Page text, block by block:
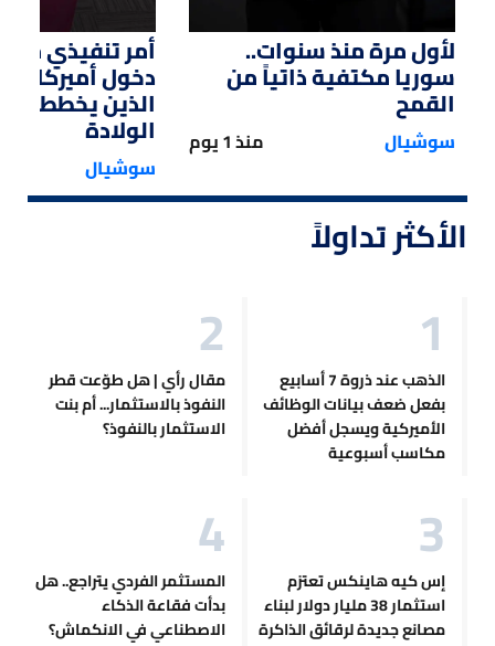
لأول مرة منذ سنوات..
سوريا مكتفية ذاتياً من
القمح
سوشيال منذ 1 يوم
أمر تنفيذي من
دخول أميركا
الذين يخططون
الولادة
سوشيال
الأكثر تداولاً
الذهب عند ذروة 7 أسابيع
بفعل ضعف بيانات الوظائف
الأميركية ويسجل أفضل
مكاسب أسبوعية
مقال رأي | هل طوّعت قطر
النفوذ بالاستثمار... أم بنت
الاستثمار بالنفوذ؟
إس كيه هاينكس تعتزم
استثمار 38 مليار دولار لبناء
مصانع جديدة لرقائق الذاكرة
المستثمر الفردي يتراجع.. هل
بدأت فقاعة الذكاء
الاصطناعي في الانكماش؟